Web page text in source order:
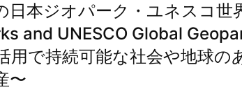
日本ジオパーク・ユネスコ
and UNESCO Global
用で持続可能な社会や地球の
〜